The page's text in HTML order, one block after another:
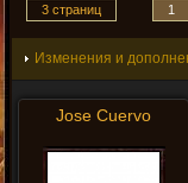
3 страниц 1
Изменения и
Jose Cuervo